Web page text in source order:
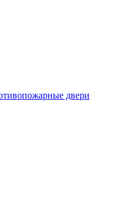
двери